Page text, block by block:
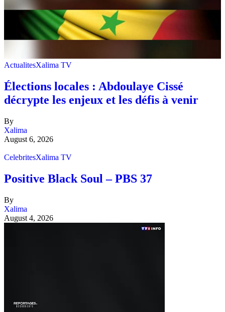
ActualitesXalima TV
Élections locales : Abdoulaye Cissé
décrypte les enjeux et les défis à venir
By
Xalima
August 6, 2026
CelebritesXalima TV
Positive Black Soul – PBS 37
By
Xalima
August 4, 2026